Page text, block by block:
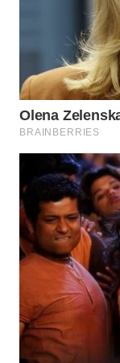
WAHANA
INFRASTRUKTUR
WAHANA
WAHANA
LISTRIK
WAHANA
TRAVEL
WAHANA
TV